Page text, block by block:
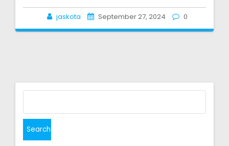
jaskota September 27, 2024 0
Search